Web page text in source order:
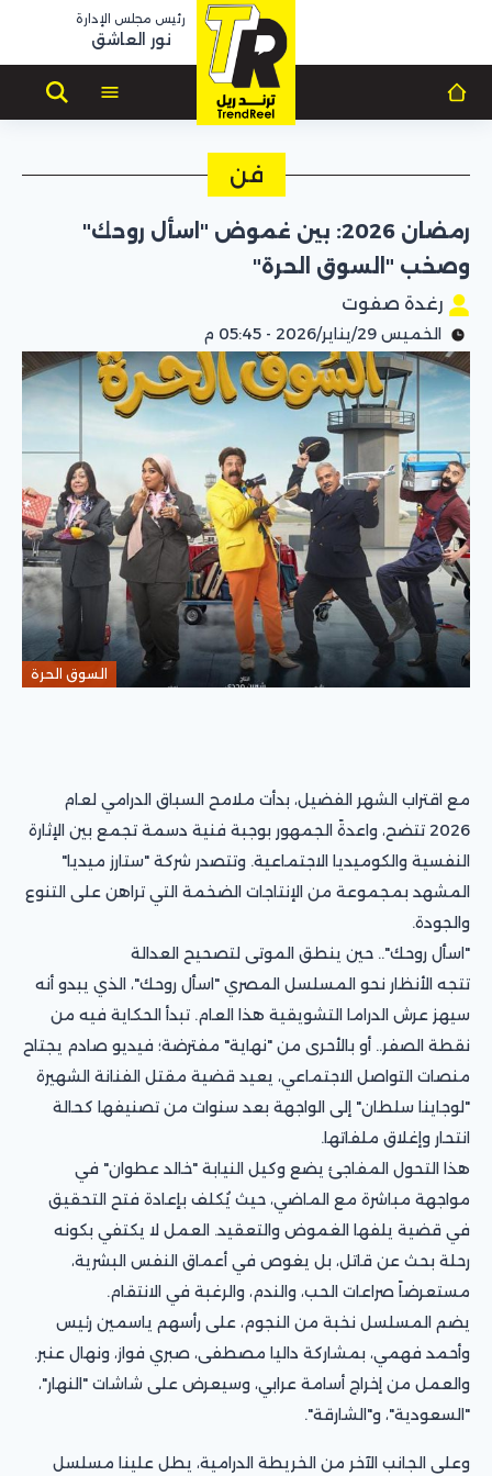
رئيس مجلس الإدارة
نور العاشق
فن
رمضان 2026: بين غموض "اسأل روحك"
وصخب "السوق الحرة"
رغدة صفوت
الخميس 29/يناير/2026 - 05:45 م
السوق الحرة
مع اقتراب الشهر الفضيل، بدأت ملامح السباق الدرامي لعام
2026 تتضح، واعدةً الجمهور بوجبة فنية دسمة تجمع بين الإثارة
النفسية والكوميديا الاجتماعية. وتتصدر شركة "ستارز ميديا"
المشهد بمجموعة من الإنتاجات الضخمة التي تراهن على التنوع
والجودة.
"اسأل روحك".. حين ينطق الموتى لتصحيح العدالة
تتجه الأنظار نحو المسلسل المصري "اسأل روحك"، الذي يبدو أنه
سيهز عرش الدراما التشويقية هذا العام. تبدأ الحكاية فيه من
نقطة الصفر.. أو بالأحرى من "نهاية" مفترضة؛ فيديو صادم يجتاح
منصات التواصل الاجتماعي، يعيد قضية مقتل الفنانة الشهيرة
"لوجاينا سلطان" إلى الواجهة بعد سنوات من تصنيفها كحالة
انتحار وإغلاق ملفاتها.
هذا التحول المفاجئ يضع وكيل النيابة "خالد عطوان" في
مواجهة مباشرة مع الماضي، حيث يُكلف بإعادة فتح التحقيق
في قضية يلفها الغموض والتعقيد. العمل لا يكتفي بكونه
رحلة بحث عن قاتل، بل يغوص في أعماق النفس البشرية،
مستعرضاً صراعات الحب، والندم، والرغبة في الانتقام.
يضم المسلسل نخبة من النجوم، على رأسهم ياسمين رئيس
وأحمد فهمي، بمشاركة داليا مصطفى، صبري فواز، ونهال عنبر.
والعمل من إخراج أسامة عرابي، وسيعرض على شاشات "النهار"،
"السعودية"، و"الشارقة".
وعلى الجانب الآخر من الخريطة الدرامية، يطل علينا مسلسل